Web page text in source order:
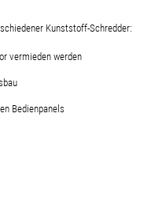
Kunststoff-Schredder:
vermieden werden
Bedienpanels